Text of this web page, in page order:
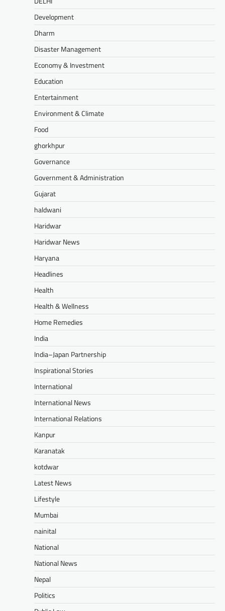
Development
Dharm
Disaster Management
Economy & Investment
Education
Entertainment
Environment & Climate
Food
ghorkhpur
Governance
Government & Administration
Gujarat
haldwani
Haridwar
Haridwar News
Haryana
Headlines
Health
Health & Wellness
Home Remedies
India
India–Japan Partnership
Inspirational Stories
International
International News
International Relations
Kanpur
Karanatak
kotdwar
Latest News
Lifestyle
Mumbai
nainital
National
National News
Nepal
Politics